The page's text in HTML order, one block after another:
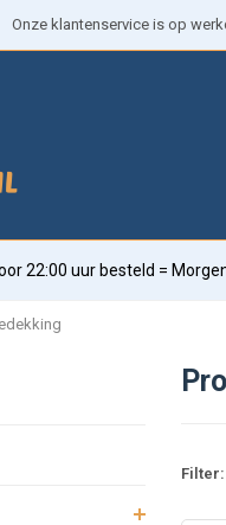
Onze klantenservice is op
22:00 uur besteld =
Filter: